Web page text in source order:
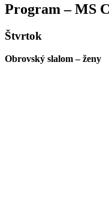
Program – MS
Štvrtok
Obrovský slalom – ženy